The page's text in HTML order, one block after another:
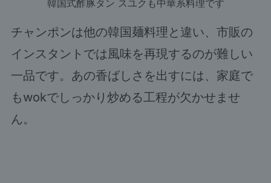
韓国式酢豚タン スユクも中華系料理です
チャンポンは他の韓国麺料理と違い、市販の
インスタントでは風味を再現するのが難しい
一品です。あの香ばしさを出すには、家庭で
もwokでしっかり炒める工程が欠かせませ
ん。